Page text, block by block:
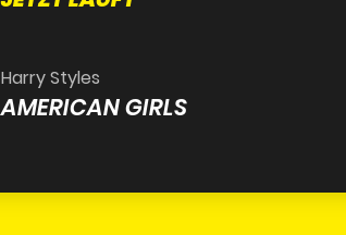
Harry Styles
AMERICAN GIRLS